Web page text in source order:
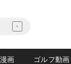
漫画 ゴルフ動画